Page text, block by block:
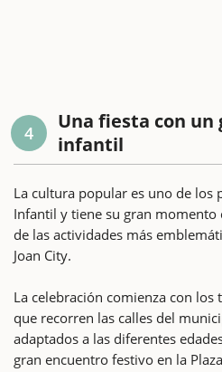
4
Una fiesta con un
infantil
La cultura popular es uno de los
Infantil y tiene su gran
de las actividades más
Joan City.
La celebración comienza con los
que recorren las calles del
adaptados a las diferentes
gran encuentro festivo en la